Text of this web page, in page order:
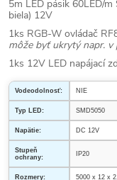
5m LED pásik 60LED/
biela) 12V
1ks RGB-W ovládač
môže byť ukrytý napr. v
1ks 12V LED napájací
Vodeodolnosť: NIE
Typ LED: SMD5050
Napätie: DC 12V
Stupeň
ochrany:
IP20
Rozmery: 5000 x 12 x